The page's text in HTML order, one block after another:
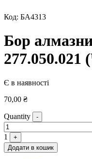
Код: БА4313
Бор
Є в наявності
70,00 ₴
Quantity -
1
+
Додати в кошик